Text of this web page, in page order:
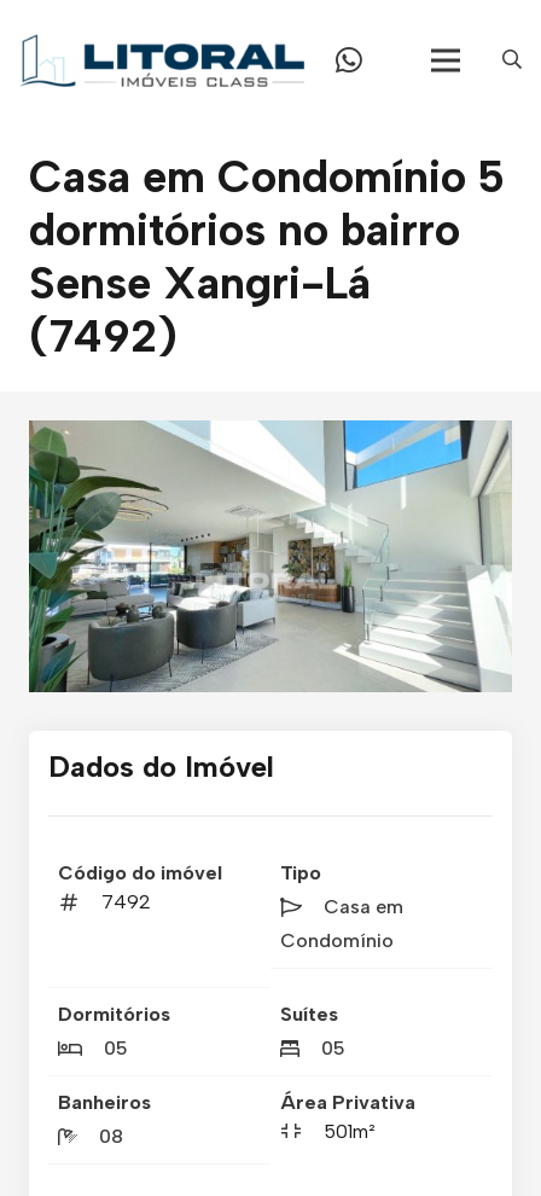
Casa em Condomínio 5
dormitórios no bairro
Sense Xangri-Lá
(7492)
Dados do Imóvel
Código do imóvel
7492
Tipo
Casa em
Condomínio
Dormitórios
05
Suítes
05
Banheiros
08
Área Privativa
501m²